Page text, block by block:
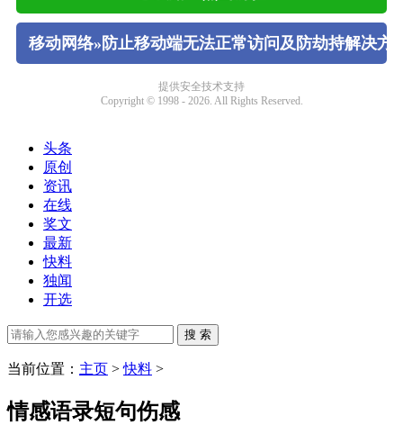
头条
原创
资讯
在线
奖文
最新
快料
独闻
开选
当前位置： 主页 >快料 >
情感语录短句伤感